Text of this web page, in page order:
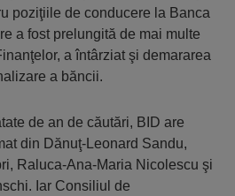
poziţiile de conducere la Banca
a fost prelungită de mai multe
a întârziat şi demararea
a băncii.
de an de căutări, BID are
din Dănuţ-Leonard Sandu,
Raluca-Ana-Maria Nicolescu şi
Iar Consiliul de